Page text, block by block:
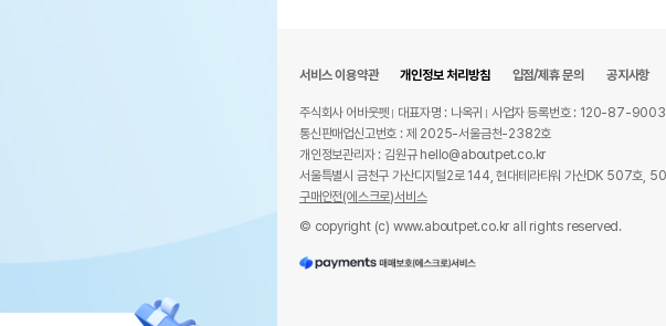
서비스 이용약관 개인정보 처리방침 입점/제휴 문의 공지사항
주식회사 어바웃펫 대표자명 : 나옥귀 사업자 등록번호 : 120-87-
통신판매업신고번호 : 제 2025-서울금천-2382호
개인정보관리자 : 김원규 hello@aboutpet.co.kr
서울특별시 금천구 가산디지털2로 144, 현대테라타워 가산DK 507호,
구매안전(에스크로)서비스
© copyright (c) www.aboutpet.co.kr all rights reserved.